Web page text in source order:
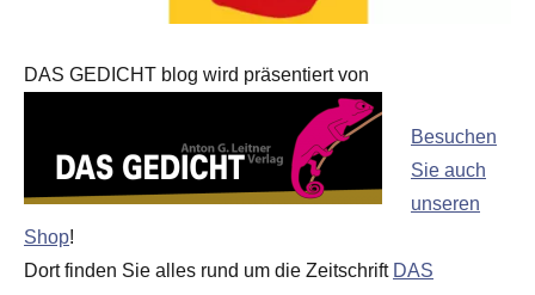
DAS GEDICHT blog wird präsentiert von
Besuchen
Sie auch
unseren
Shop!
Dort finden Sie alles rund um die Zeitschrift DAS